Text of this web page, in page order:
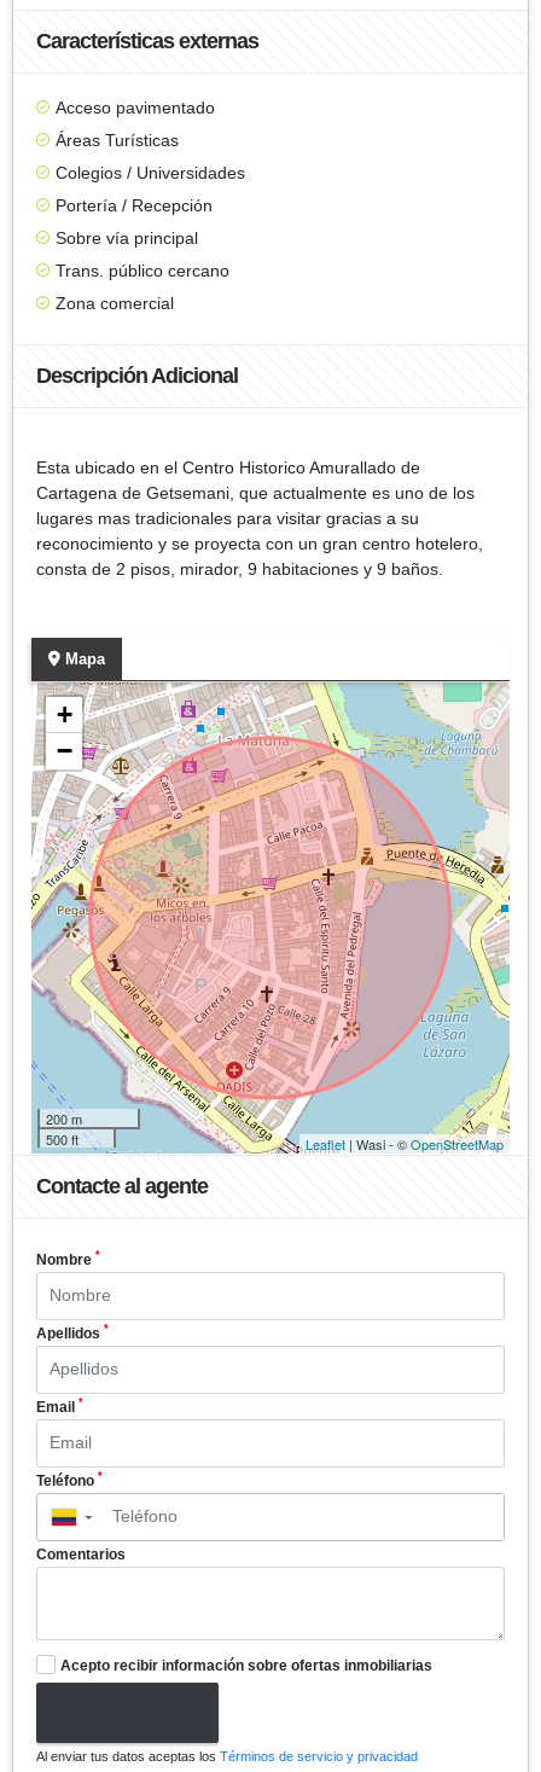
Características externas
Acceso pavimentado
Áreas Turísticas
Colegios / Universidades
Portería / Recepción
Sobre vía principal
Trans. público cercano
Zona comercial
Descripción Adicional
Esta ubicado en el Centro Historico Amurallado de
Cartagena de Getsemani, que actualmente es uno de los
lugares mas tradicionales para visitar gracias a su
reconocimiento y se proyecta con un gran centro hotelero,
consta de 2 pisos, mirador, 9 habitaciones y 9 baños.
Mapa
+
−
200 m
500 ft
Leaflet | Wasi - ©OpenStreetMap
Contacte al agente
Nombre *
Apellidos *
Email *
Teléfono *
▼
Comentarios
Acepto recibir información sobre ofertas inmobiliarias
Al enviar tus datos aceptas los Términos de servicio y privacidad